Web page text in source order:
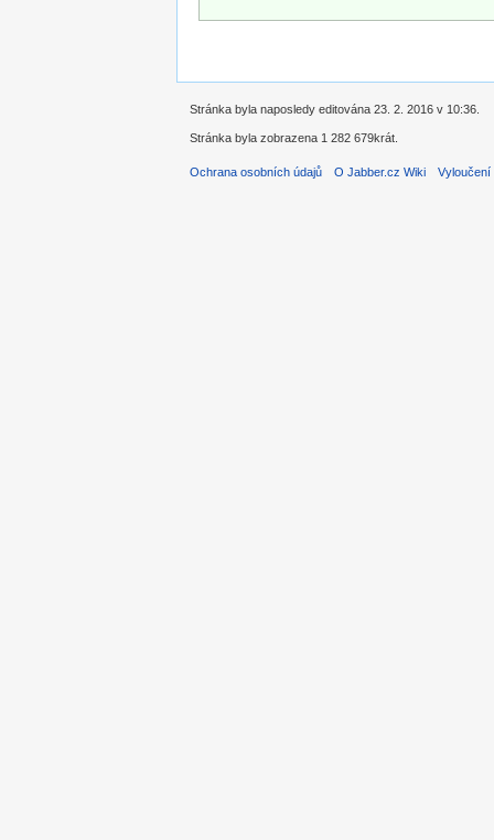
Stránka byla naposledy editována 23. 2. 2016 v 10:36.
Stránka byla zobrazena 1 282 679krát.
Ochrana osobních údajů O Jabber.cz Wiki Vyloučení